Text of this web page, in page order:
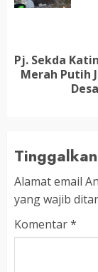
Next
Pj. Sekda
Merah Putih
Alamat email
yang wajib
Komentar*